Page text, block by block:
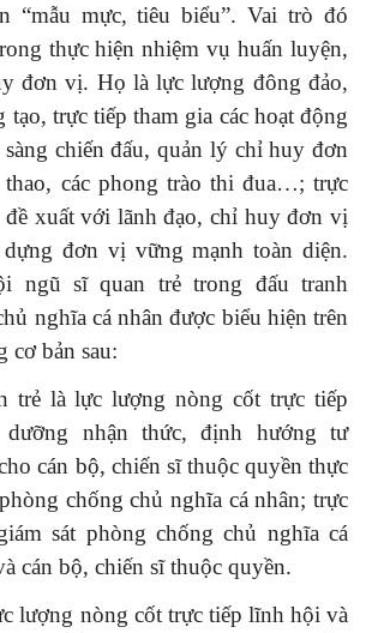
“mẫu mực, tiêu biểu”. Vai trò đó
thực hiện nhiệm vụ huấn luyện,
đơn vị. Họ là lực lượng đông đảo,
tạo, trực tiếp tham gia các hoạt động
sàng chiến đấu, quản lý chỉ huy đơn
các phong trào thi đua…; trực
đề xuất với lãnh đạo, chỉ huy đơn vị
đơn vị vững mạnh toàn diện.
ngũ sĩ quan trẻ trong đấu tranh
nghĩa cá nhân được biểu hiện trên
cơ bản sau:
trẻ là lực lượng nòng cốt trực tiếp
nhận thức, định hướng tư
cán bộ, chiến sĩ thuộc quyền thực
chống chủ nghĩa cá nhân; trực
sát phòng chống chủ nghĩa cá
cán bộ, chiến sĩ thuộc quyền.
lượng nòng cốt trực tiếp lĩnh hội và